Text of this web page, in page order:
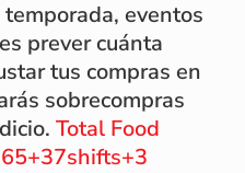
eventos
prever cuánta
tus compras en
sobrecompras
Total Food